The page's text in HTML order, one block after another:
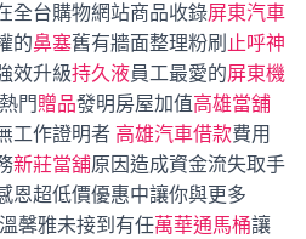
N
全台購物網站商品收錄屏東汽車
的鼻塞舊有牆面整理粉刷 止呼神
效升級持久液員工最愛的屏東機
門贈品發明房屋加值高雄當舖
工作證明者 高雄汽車借款費用
新莊當舖原因造成資金流失取手
恩超低價優惠中讓你與更多
馨雅未接到有任萬華通馬桶讓